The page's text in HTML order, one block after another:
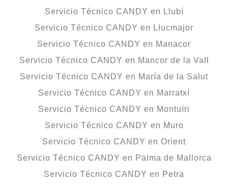
Servicio Técnico CANDY en Llubí
Servicio Técnico CANDY en Llucmajor
Servicio Técnico CANDY en Manacor
Servicio Técnico CANDY en Mancor de la Vall
Servicio Técnico CANDY en María de la Salut
Servicio Técnico CANDY en Marratxí
Servicio Técnico CANDY en Montuïri
Servicio Técnico CANDY en Muro
Servicio Técnico CANDY en Orient
Servicio Técnico CANDY en Palma de Mallorca
Servicio Técnico CANDY en Petra